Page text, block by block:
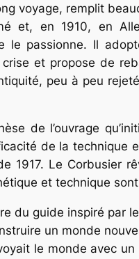
voyage, remplit
et, en 1910, en
le passionne. Il
et propose de
peu à peu
de l’ouvrage
de la
1917. Le Corbusier
et technique
du guide inspiré par
un monde
le monde avec